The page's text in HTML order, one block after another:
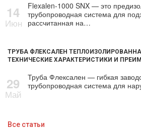
14
Июн
Flexalen-1000 SNX — это
трубопроводная система для
рассчитанная на…
ТРУБА ФЛЕКСАЛЕН
ТЕХНИЧЕСКИЕ ХАРАКТЕРИСТИКИ И
29
Май
Труба Флексален — гибкая
трубопроводная система для
Все статьи